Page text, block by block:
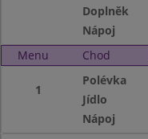
Doplněk
Nápoj
Menu
Chod
1
Polévka
Jídlo
Nápoj